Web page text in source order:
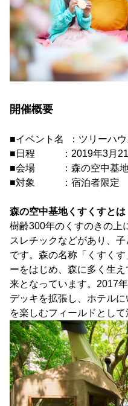
開催概要
■イベント名 ：ツリー
■日程 ：2019年3月
■会場 ：森の空中基地
■対象 ：宿泊者限定
森の空中基地くすくすとは
樹齢300年のくすのきの上
スレチックなどがあり、
です。森の名称「くすく
ーをはじめ、森に多く生
来となっています。2017
デッキを拡張し、ホテル
を楽しむフィールドとして